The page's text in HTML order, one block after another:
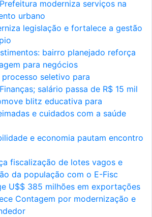
moderniza serviços na
urbano
legislação e fortalece a gestão
bairro planejado reforça
para negócios
seletivo para
salário passa de R$ 15 mil
blitz educativa para
e cuidados com a saúde
e economia pautam encontro
fiscalização de lotes vagos e
da população com o E-Fisc
U$$ 385 milhões em exportações
Contagem por modernização e